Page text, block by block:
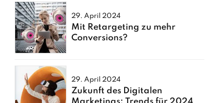
29. April 2024
Mit Retargeting zu mehr
Conversions?
29. April 2024
Zukunft des Digitalen